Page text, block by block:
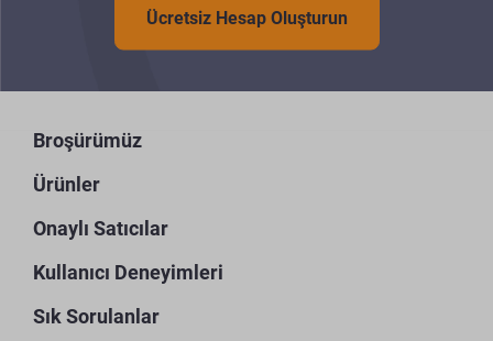
Ücretsiz Hesap Oluşturun
Broşürümüz
Ürünler
Onaylı Satıcılar
Kullanıcı Deneyimleri
Sık Sorulanlar